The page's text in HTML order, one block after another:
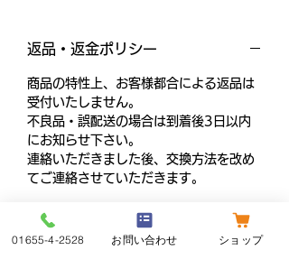
返品・返金ポリシー
商品の特性上、お客様都合による返品は
受付いたしません。
不良品・誤配送の場合は到着後3日以内
にお知らせ下さい。
連絡いただきました後、交換方法を改め
てご連絡させていただきます。
商品の配送について
01655-4-2528 お問い合わせ ショップ